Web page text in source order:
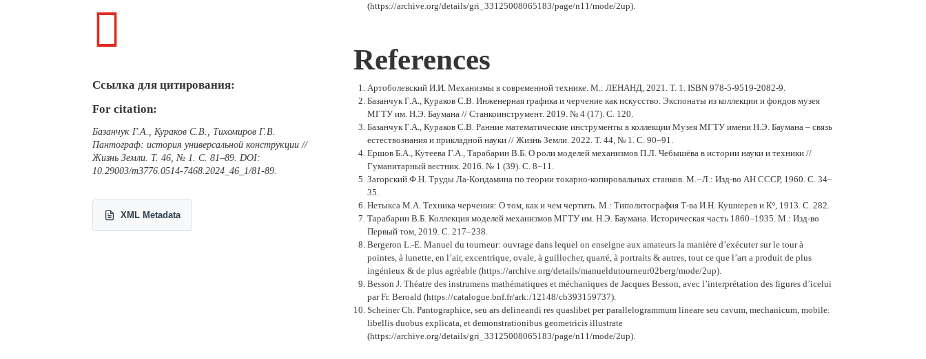

Ссылка для цитирования:
For citation:
Базанчук Г.А., Кураков С.В., Тихомиров Г.В.
Пантограф: история универсальной конструкции //
Жизнь Земли. Т. 46, № 1. С. 81–89. DOI:
10.29003/m3776.0514-7468.2024_46_1/81-89.
XML Metadata
(https://archive.org/details/gri_33125008065183/page/n11/mode/2up).
References
Артоболевский И.И. Механизмы в современной технике. М.: ЛЕНАНД, 2021. Т. 1. ISBN 978-5-9519-2082-9.
Базанчук Г.А., Кураков С.В. Инженерная графика и черчение как искусство. Экспонаты из коллекции и фондов музея
МГТУ им. Н.Э. Баумана // Станкоинструмент. 2019. № 4 (17). C. 120.
Базанчук Г.А., Кураков С.В. Ранние математические инструменты в коллекции Музея МГТУ имени Н.Э. Баумана – связь
естествознания и прикладной науки // Жизнь Земли. 2022. Т. 44, № 1. С. 90–91.
Ершов Б.А., Кутеева Г.А., Тарабарин В.Б. О роли моделей механизмов П.Л. Чебышёва в истории науки и техники //
Гуманитарный вестник. 2016. № 1 (39). С. 8–11.
Загорский Ф.Н. Труды Ла-Кондамина по теории токарно-копировальных станков. М. –Л.: Изд-во АН СССР, 1960. С. 34–
35.
Нетыкса М.А. Техника черчения: О том, как и чем чертить. М.: Типолитография Т-ва И.Н. Кушнерев и Кº, 1913. С. 282.
Тарабарин В.Б. Коллекция моделей механизмов МГТУ им. Н.Э. Баумана. Историческая часть 1860–1935. М.: Изд-во
Первый том, 2019. С. 217–238.
Bergeron L.-E. Manuel du tourneur: ouvrage dans lequel on enseigne aux amateurs la manière d’exécuter sur le tour à
pointes, à lunette, en l’air, excentrique, ovale, à guillocher, quarré, à portraits & autres, tout ce que l’art a produit de plus
ingénieux & de plus agréable (https://archive.org/details/manueldutourneur02berg/mode/2up).
Besson J. Théatre des instrumens mathématiques et méchaniques de Jacques Besson, avec l’interprétation des figures d’icelui
par Fr. Beroald (https://catalogue.bnf.fr/ark:/12148/cb393159737).
Scheiner Ch. Pantographice, seu ars delineandi res quaslibet per parallelogrammum lineare seu cavum, mechanicum, mobile:
libellis duobus explicata, et demonstrationibus geometricis illustrate
(https://archive.org/details/gri_33125008065183/page/n11/mode/2up).